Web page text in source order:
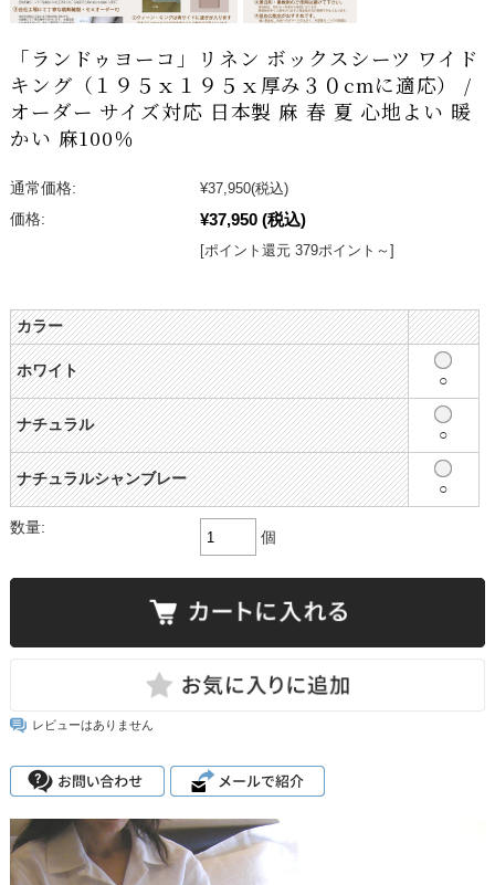
「ランドゥヨーコ」リネン ボックスシーツ ワイド
キング（１９５ｘ１９５ｘ厚み３０cmに適応） /
オーダー サイズ対応 日本製 麻 春 夏 心地よい 暖
かい 麻100％
通常価格: ¥37,950(税込)
価格:
¥37,950 (税込)
[ポイント還元 379ポイント～]
カラー
ホワイト
○
ナチュラル
○
ナチュラルシャンブレー
○
数量:
個
レビューはありません